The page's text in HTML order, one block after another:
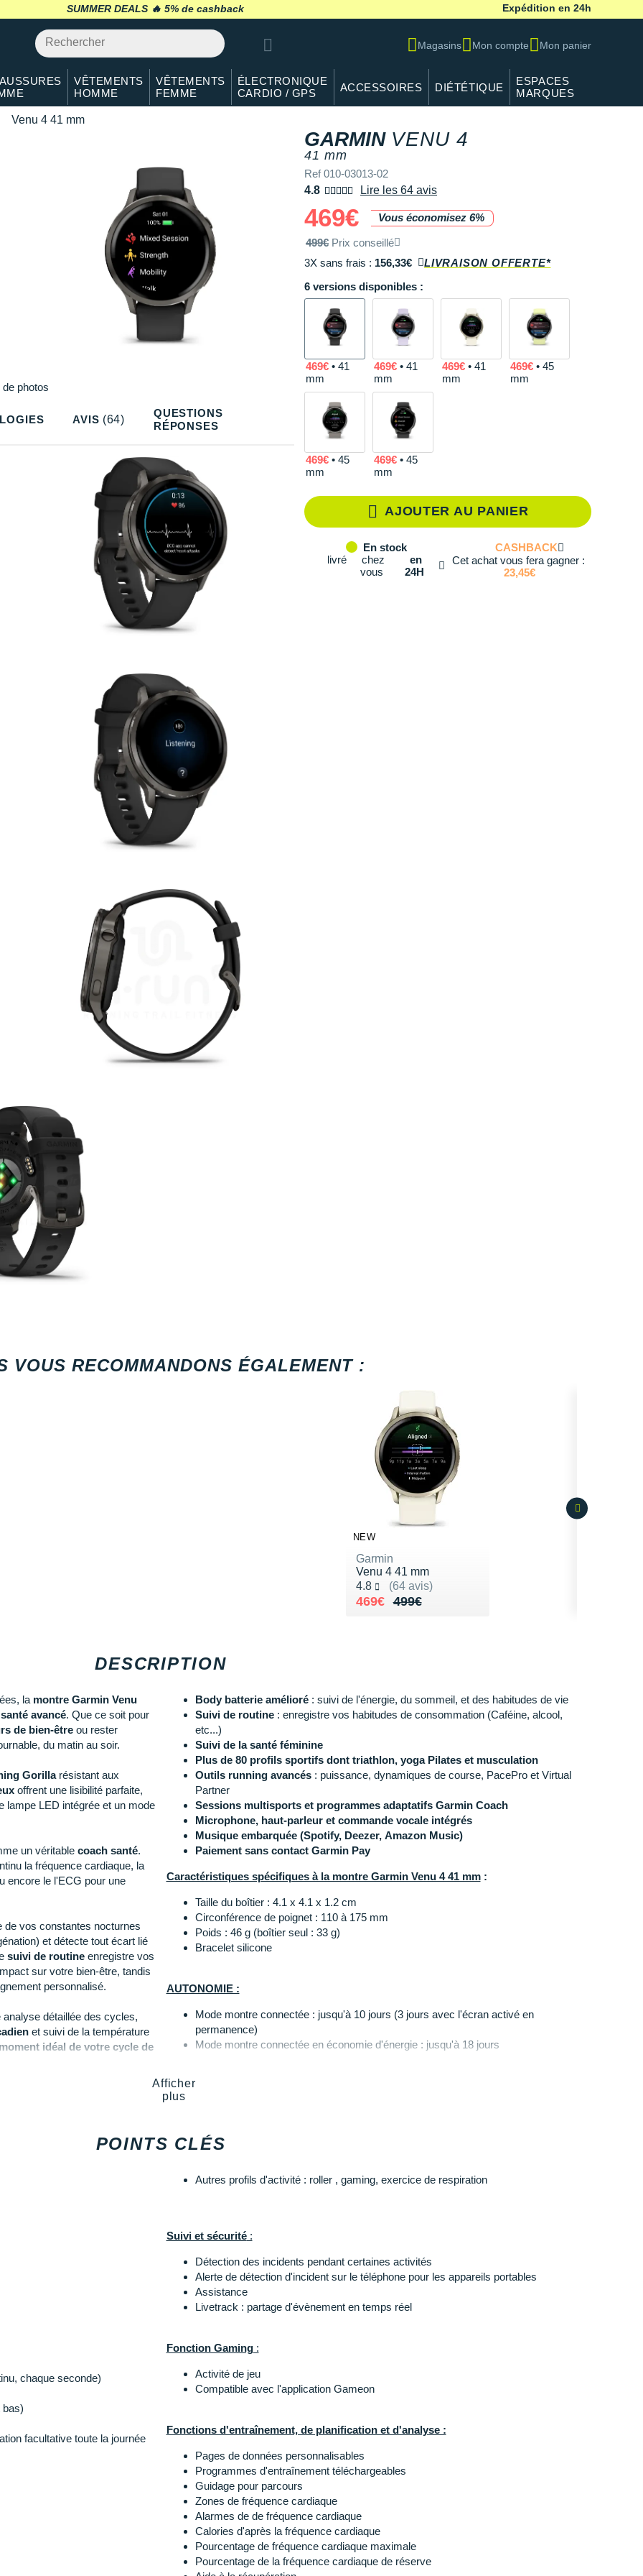
SUMMER DEALS 🔥 retour 30 jours* Expédition en 24h
Magasins Mon compte Mon panier
VÊTEMENTS
HOMME
VÊTEMENTS
FEMME
ÉLECTRONIQUE
CARDIO / GPS
ACCESSOIRES DIÉTÉTIQUE
ESPACES
MARQUES
Venu 4 41 mm
GARMIN VENU 4
41 mm
Ref 010-03013-02
4.8
Lire les 64 avis
469€ Vous économisez 6%
499€ Prix conseillé
3X sans frais : 156,33€
LIVRAISON OFFERTE*
6 versions disponibles :
469€• 41
mm
469€• 41
mm
469€• 41
mm
469€• 45
mm
469€• 45
mm
469€• 45
mm
AJOUTER AU PANIER
En stock
livré
chez
vous
en
24H
CASHBACK
Cet achat vous fera gagner :
23,45€
Plus
de photos
AVIS (64)
QUESTIONS
RÉPONSES
DESCRIPTION
la montre Garmin Venu
avancé. Que ce soit pour
de bien-être ou rester
du matin au soir.
Gorillarésistant aux
offrent une lisibilité parfaite,
lampe LED intégrée et un mode
un véritable coach santé.
la fréquence cardiaque, la
encore le l'ECG pour une
vos constantes nocturnes
et détecte tout écart lié
suivi de routine enregistre vos
sur votre bien-être, tandis
personnalisé.
détaillée des cycles,
et suivi de la température
idéal de votre cycle de
passant le pilates ou la
bénéficient d'outils
Body batterie amélioré: suivi de l'énergie, du sommeil, et des habitudes de vie
Suivi de routine : enregistre vos habitudes de consommation (Caféine, alcool,
etc...)
Suivi de la santé féminine
Plus de 80 profils sportifs dont triathlon, yoga Pilates et musculation
Outils running avancés : puissance, dynamiques de course, PacePro et Virtual
Partner
Sessions multisports et programmes adaptatifs Garmin Coach
Microphone, haut-parleur et commande vocale intégrés
Musique embarquée (Spotify, Deezer, Amazon Music)
Paiement sans contact Garmin Pay
Caractéristiques spécifiques à la montre Garmin Venu 4 41 mm:
Taille du boîtier : 4.1 x 4.1 x 1.2 cm
Circonférence de poignet : 110 à 175 mm
Poids : 46 g (boîtier seul : 33 g)
Bracelet silicone
AUTONOMIE :
Mode montre connectée : jusqu'à 10 jours (3 jours avec l'écran activé en
permanence)
Mode montre connectée en économie d'énergie : jusqu'à 18 jours
Matériau du verre : Corning Gorilla 3
Bracelet en silicone inclus
Format d'affichage : 30.4 mm (1.2") de diamètre
Résolution : 390 x 390 pixels
Étanchéité : 5 ATM, natation
Option grande police
Mémoire interne : 8 GB
Connectivité : Bluetooth, ANT+, Wi-Fi
Montre Garmin Venu 4 - 41 mm
Câble de chargement/données
Documentation
Les autres produitsGarmin
Afficher
plus
POINTS CLÉS
chaque seconde)
bas)
facultative toute la journée
Autres profils d'activité : roller , gaming, exercice de respiration
Suivi et sécurité:
Détection des incidents pendant certaines activités
Alerte de détection d'incident sur le téléphone pour les appareils portables
Assistance
Livetrack : partage d'évènement en temps réel
Fonction Gaming:
Activité de jeu
Compatible avec l'application Gameon
Fonctions d'entraînement, de planification et d'analyse :
Pages de données personnalisables
Programmes d'entraînement téléchargeables
Guidage pour parcours
Zones de fréquence cardiaque
Alarmes de de fréquence cardiaque
Calories d'après la fréquence cardiaque
Pourcentage de fréquence cardiaque maximale
Pourcentage de la fréquence cardiaque de réserve
VOUS RECOMMANDONS ÉGALEMENT :
NEW
Garmin
Venu 4 41 mm
4.8
(64 avis)
Noté 4.8 sur 5
499€
Au lieu de 499€
469€
Vendu 469€